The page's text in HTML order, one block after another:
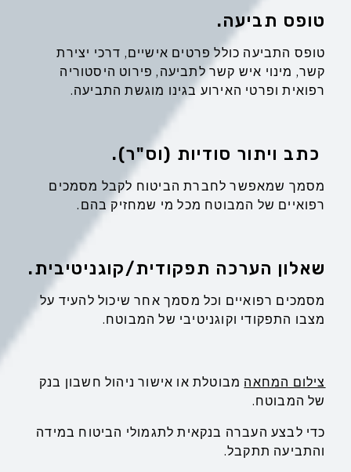
טופס תביעה.
טופס התביעה כולל פרטים אישיים, דרכי יצירת
קשר, מינוי איש קשר לתביעה, פירוט היסטוריה
רפואית ופרטי האירוע בגינו מוגשת התביעה.
כתב ויתור סודיות (וס"ר).
מסמך שמאפשר לחברת הביטוח לקבל מסמכים
רפואיים של המבוטח מכל מי שמחזיק בהם.
שאלון הערכה תפקודית/קוגניטיבית.
מסמכים רפואיים וכל מסמך אחר שיכול להעיד על
מצבו התפקודי וקוגניטיבי של המבוטח.
צילום המחאה מבוטלת או אישור ניהול חשבון בנק
של המבוטח.
כדי לבצע העברה בנקאית לתגמולי הביטוח במידה
והתביעה תתקבל.